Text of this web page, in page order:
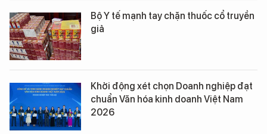
Bộ Y tế mạnh tay chặn thuốc cổ truyền
giả
Khởi động xét chọn Doanh nghiệp đạt
chuẩn Văn hóa kinh doanh Việt Nam
2026